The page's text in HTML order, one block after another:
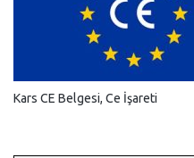
Kars CE Belgesi, Ce İşareti